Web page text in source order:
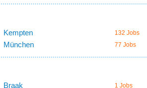
Kempten 132 Jobs
München 77 Jobs
Braak 1 Jobs